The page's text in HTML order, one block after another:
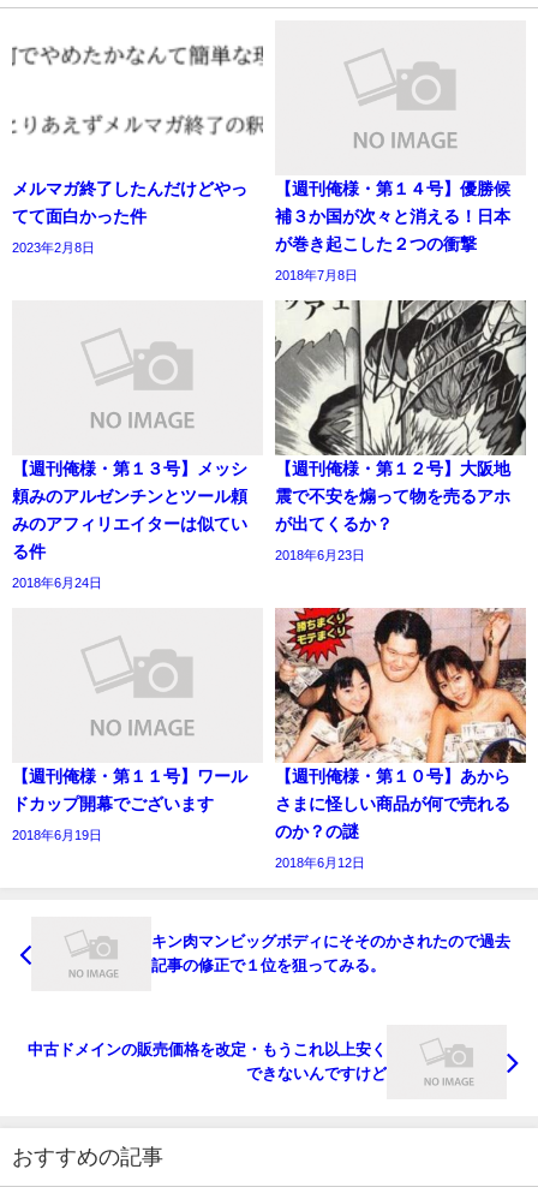
メルマガ終了したんだけどやっ
てて面白かった件
2023年2月8日
【週刊俺様・第１４号】優勝候
補３か国が次々と消える！日本
が巻き起こした２つの衝撃
2018年7月8日
【週刊俺様・第１３号】メッシ
頼みのアルゼンチンとツール頼
みのアフィリエイターは似てい
る件
2018年6月24日
【週刊俺様・第１２号】大阪地
震で不安を煽って物を売るアホ
が出てくるか？
2018年6月23日
【週刊俺様・第１１号】ワール
ドカップ開幕でございます
2018年6月19日
【週刊俺様・第１０号】あから
さまに怪しい商品が何で売れる
のか？の謎
2018年6月12日
キン肉マンビッグボディにそそのかされたので過去
記事の修正で１位を狙ってみる。
中古ドメインの販売価格を改定・もうこれ以上安く
できないんですけど
おすすめの記事